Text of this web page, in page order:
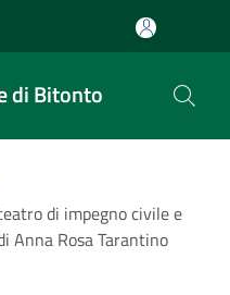
di Bitonto
di impegno civile e
Anna Rosa Tarantino